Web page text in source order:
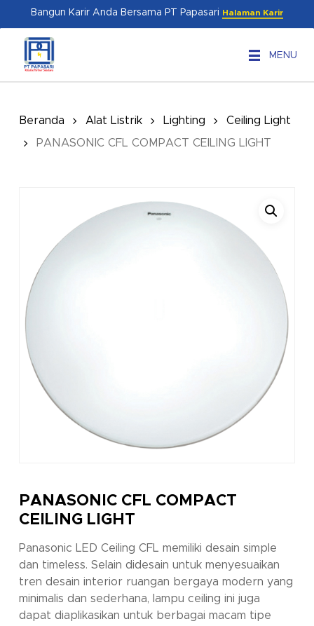
content
Bangun Karir Anda Bersama PT Papasari Halaman Karir
MENU
Beranda Alat Listrik Lighting
Ceiling Light
PANASONIC CFL COMPACT CEILING LIGHT
PANASONIC CFL COMPACT
CEILING LIGHT
Panasonic LED Ceiling CFL memiliki desain simple
dan timeless. Selain didesain untuk menyesuaikan
tren desain interior ruangan bergaya modern yang
minimalis dan sederhana, lampu ceiling ini juga
dapat diaplikasikan untuk berbagai macam tipe
Menu